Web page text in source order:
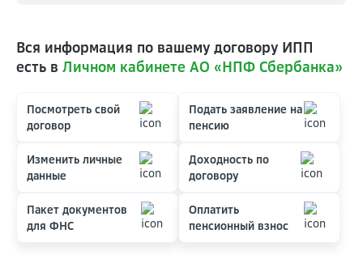
Вся информация по вашему договору ИПП
есть в Личном кабинете АО «НПФ Сбербанка»
Посмотреть свой
договор
Подать заявление на
пенсию
Изменить личные
данные
Доходность по
договору
Пакет документов
для ФНС
Оплатить
пенсионный взнос